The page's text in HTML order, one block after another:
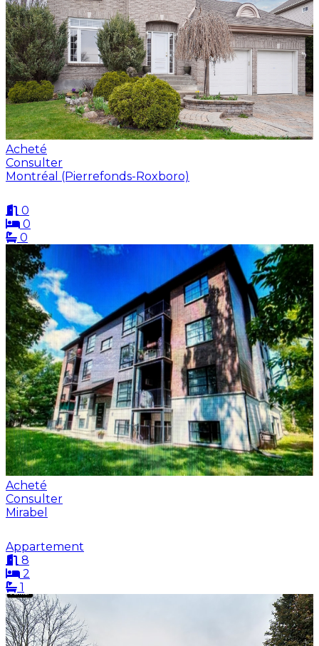
Acheté
Consulter
Montréal (Pierrefonds-Roxboro)
0
0
0
Acheté
Consulter
Mirabel
Appartement
8
2
1